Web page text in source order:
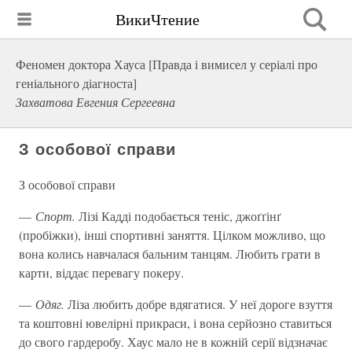
ВикиЧтение
Феномен доктора Хауса [Правда і вимисел у серіалі про
геніального діагноста]
Захватова Евгения Сергеевна
З особової справи
З особової справи
— Спорт. Лізі Кадді подобається теніс, джоґґінґ
(пробіжки), інші спортивні заняття. Цілком можливо, що
вона колись навчалася бальним танцям. Любить грати в
карти, віддає перевагу покеру.
— Одяг. Ліза любить добре вдягатися. У неї дороге взуття
та коштовні ювелірні прикраси, і вона серйозно ставиться
до свого гардеробу. Хаус мало не в кожній серії відзначає